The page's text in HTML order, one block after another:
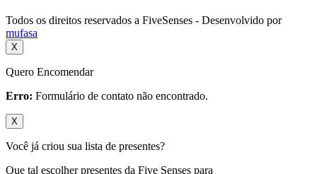
Todos os direitos reservados a FiveSenses - Desenvolvido por
mufasa
X
Quero Encomendar
Erro: Formulário de contato não encontrado.
X
Você já criou sua lista de presentes?
Que tal escolher presentes da Five Senses para